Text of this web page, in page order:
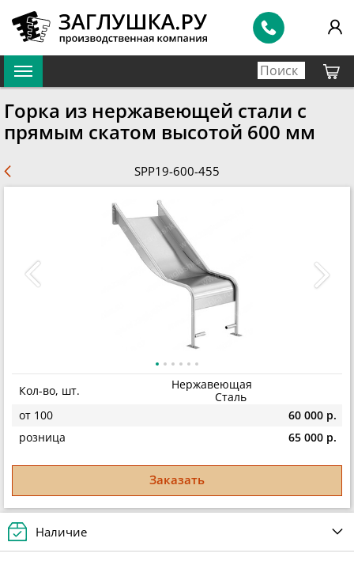
Горка из нержавеющей стали с
прямым скатом высотой 600 мм
SPP19-600-455
Кол-во, шт.
Нержавеющая
Сталь
от 100
60 000 р.
розница
65 000 р.
Заказать
Наличие